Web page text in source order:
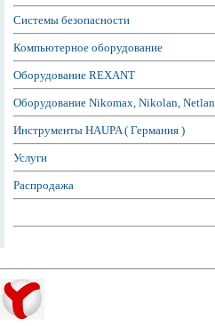
Системы безопасности
Компьютерное оборудование
Оборудование REXANT
Оборудование Nikomax, Nikolan, Netlan
Инструменты HAUPA ( Германия )
Услуги
Распродажа